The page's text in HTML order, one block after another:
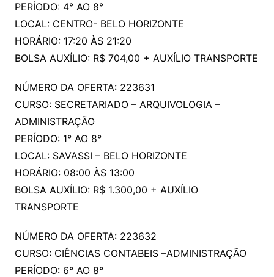
PERÍODO: 4° AO 8°
LOCAL: CENTRO- BELO HORIZONTE
HORÁRIO: 17:20 ÀS 21:20
BOLSA AUXÍLIO: R$ 704,00 + AUXÍLIO TRANSPORTE
NÚMERO DA OFERTA: 223631
CURSO: SECRETARIADO – ARQUIVOLOGIA –
ADMINISTRAÇÃO
PERÍODO: 1° AO 8°
LOCAL: SAVASSI – BELO HORIZONTE
HORÁRIO: 08:00 ÀS 13:00
BOLSA AUXÍLIO: R$ 1.300,00 + AUXÍLIO
TRANSPORTE
NÚMERO DA OFERTA: 223632
CURSO: CIÊNCIAS CONTABEIS –ADMINISTRAÇÃO
PERÍODO: 6° AO 8°